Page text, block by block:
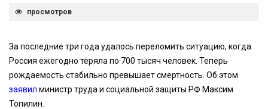
просмотров
За последние три года удалось переломить ситуацию, когда
Россия ежегодно теряла по 700 тысяч человек. Теперь
рождаемость стабильно превышает смертность. Об этом
заявил министр труда и социальной защиты РФ Максим
Топилин.